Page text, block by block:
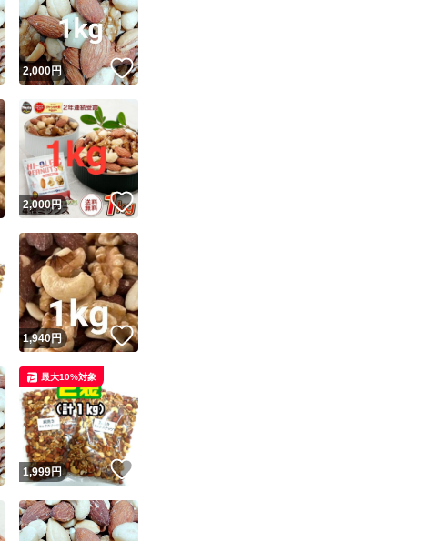
このユーザーは設定した発送日数内に発送しています
いいね！
2,000円 いいね！
いいね！
2,000円 いいね！
いいね！
1,940円 いいね！
いいね！
1,999円
最大10%対象